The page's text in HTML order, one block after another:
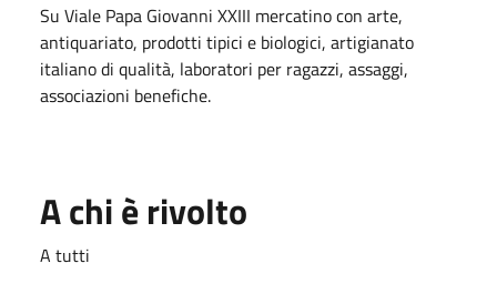
Su Viale Papa Giovanni XXIII mercatino con arte,
antiquariato, prodotti tipici e biologici, artigianato
italiano di qualità, laboratori per ragazzi, assaggi,
associazioni benefiche.
A chi è rivolto
A tutti